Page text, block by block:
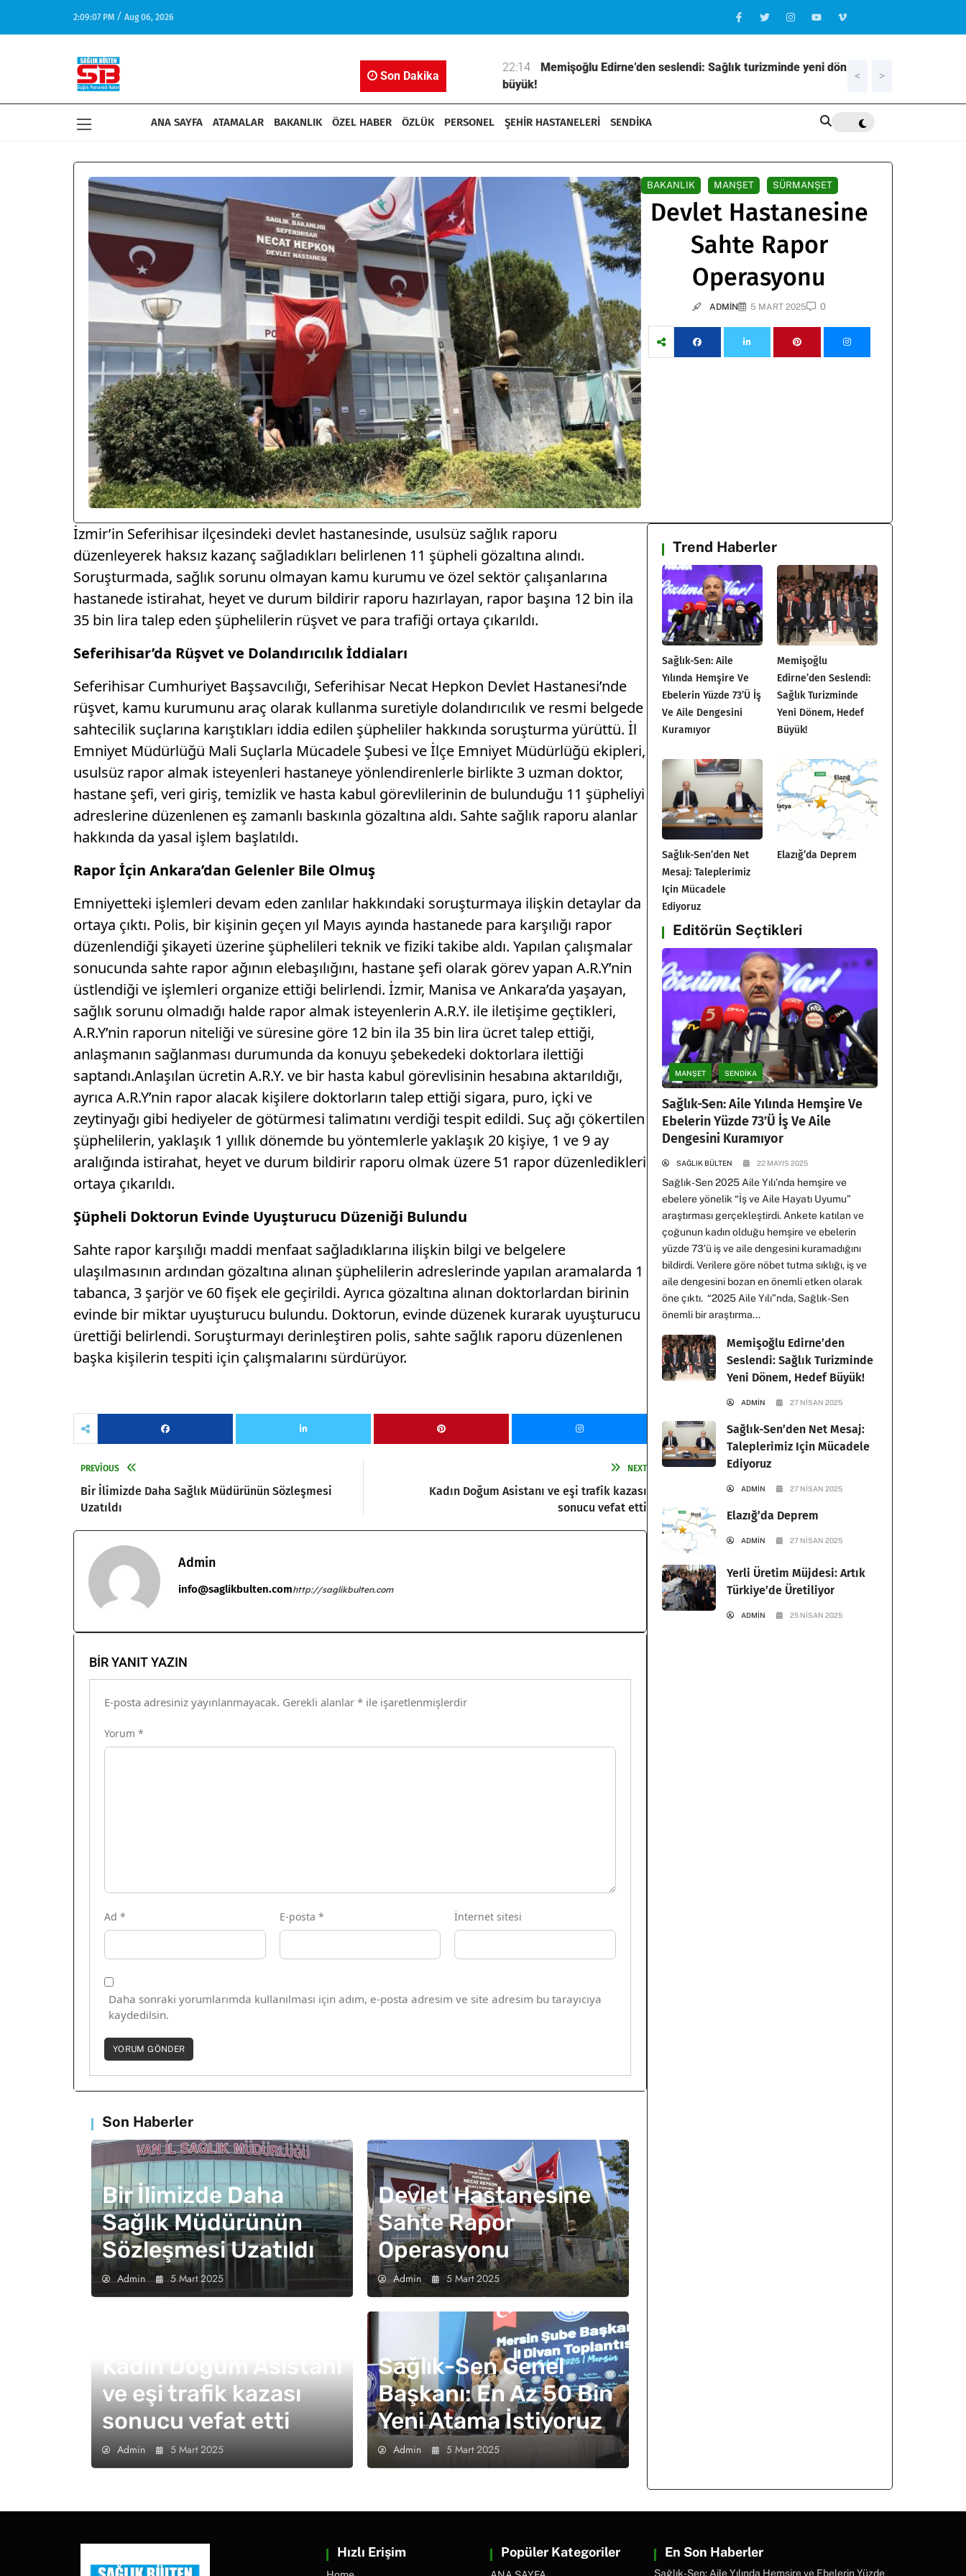
2:09:07 PM / Aug 06, 2026
Son Dakika
Sağlık-Sen: Aile Yılında Hemşire ve Ebelerin Yüzde 73’ü İş ve Aile
Dengesini Kuramıyor
Memişoğlu Edirne’den seslendi: Sağlık turizminde yeni dönem, hedef
21:31
< >
ANA SAYFA ATAMALAR BAKANLIK ÖZEL HABER ÖZLÜK PERSONEL ŞEHİR HASTANELERİ SENDİKA
BAKANLIK MANŞET SÜRMANŞET
Devlet Hastanesine
Sahte Rapor
Operasyonu
ADMIN 5 MART 2025 0
İzmir’in Seferihisar ilçesindeki devlet hastanesinde, usulsüz sağlık raporu
düzenleyerek haksız kazanç sağladıkları belirlenen 11 şüpheli gözaltına alındı.
Soruşturmada, sağlık sorunu olmayan kamu kurumu ve özel sektör çalışanlarına
hastanede istirahat, heyet ve durum bildirir raporu hazırlayan, rapor başına 12 bin ila
35 bin lira talep eden şüphelilerin rüşvet ve para trafiği ortaya çıkarıldı.
Seferihisar’da Rüşvet ve Dolandırıcılık İddiaları
Seferihisar Cumhuriyet Başsavcılığı, Seferihisar Necat Hepkon Devlet Hastanesi’nde
rüşvet, kamu kurumunu araç olarak kullanma suretiyle dolandırıcılık ve resmi belgede
sahtecilik suçlarına karıştıkları iddia edilen şüpheliler hakkında soruşturma yürüttü. İl
Emniyet Müdürlüğü Mali Suçlarla Mücadele Şubesi ve İlçe Emniyet Müdürlüğü ekipleri,
usulsüz rapor almak isteyenleri hastaneye yönlendirenlerle birlikte 3 uzman doktor,
hastane şefi, veri giriş, temizlik ve hasta kabul görevlilerinin de bulunduğu 11 şüpheliyi
adreslerine düzenlenen eş zamanlı baskınla gözaltına aldı. Sahte sağlık raporu alanlar
hakkında da yasal işlem başlatıldı.
Rapor İçin Ankara’dan Gelenler Bile Olmuş
Emniyetteki işlemleri devam eden zanlılar hakkındaki soruşturmaya ilişkin detaylar da
ortaya çıktı. Polis, bir kişinin geçen yıl Mayıs ayında hastanede para karşılığı rapor
düzenlendiği şikayeti üzerine şüphelileri teknik ve fiziki takibe aldı. Yapılan çalışmalar
sonucunda sahte rapor ağının elebaşılığını, hastane şefi olarak görev yapan A.R.Y’nin
üstlendiği ve işlemleri organize ettiği belirlendi. İzmir, Manisa ve Ankara’da yaşayan,
sağlık sorunu olmadığı halde rapor almak isteyenlerin A.R.Y. ile iletişime geçtikleri,
A.R.Y’nin raporun niteliği ve süresine göre 12 bin ila 35 bin lira ücret talep ettiği,
anlaşmanın sağlanması durumunda da konuyu şebekedeki doktorlara ilettiği
saptandı.Anlaşılan ücretin A.R.Y. ve bir hasta kabul görevlisinin hesabına aktarıldığı,
ayrıca A.R.Y’nin rapor alacak kişilere doktorların talep ettiği sigara, puro, içki ve
zeytinyağı gibi hediyeler de götürmesi talimatını verdiği tespit edildi. Suç ağı çökertilen
şüphelilerin, yaklaşık 1 yıllık dönemde bu yöntemlerle yaklaşık 20 kişiye, 1 ve 9 ay
aralığında istirahat, heyet ve durum bildirir raporu olmak üzere 51 rapor düzenledikleri
ortaya çıkarıldı.
Şüpheli Doktorun Evinde Uyuşturucu Düzeniği Bulundu
Sahte rapor karşılığı maddi menfaat sağladıklarına ilişkin bilgi ve belgelere
ulaşılmasının ardından gözaltına alınan şüphelilerin adreslerinde yapılan aramalarda 1
tabanca, 3 şarjör ve 60 fişek ele geçirildi. Ayrıca gözaltına alınan doktorlardan birinin
evinde bir miktar uyuşturucu bulundu. Doktorun, evinde düzenek kurarak uyuşturucu
ürettiği belirlendi. Soruşturmayı derinleştiren polis, sahte sağlık raporu düzenlenen
başka kişilerin tespiti için çalışmalarını sürdürüyor.
PREVIOUS
Bir İlimizde Daha Sağlık Müdürünün Sözleşmesi
Uzatıldı
NEXT
Kadın Doğum Asistanı ve eşi trafik kazası
sonucu vefat etti
Admin
info@saglikbulten.comhttp://saglikbulten.com
BIR YANIT YAZIN
E-posta adresiniz yayınlanmayacak. Gerekli alanlar * ile işaretlenmişlerdir
Yorum *
Ad * E-posta * İnternet sitesi
Daha sonraki yorumlarımda kullanılması için adım, e-posta adresim ve site adresim bu tarayıcıya
kaydedilsin.
Son Haberler
Bir İlimizde Daha
Sağlık Müdürünün
Sözleşmesi Uzatıldı
Admin 5 Mart 2025
Devlet Hastanesine
Sahte Rapor
Operasyonu
Admin 5 Mart 2025
Kadın Doğum Asistanı
ve eşi trafik kazası
sonucu vefat etti
Admin 5 Mart 2025
Sağlık-Sen Genel
Başkanı: En Az 50 Bin
Yeni Atama İstiyoruz
Admin 5 Mart 2025
Trend Haberler
Sağlık-Sen: Aile
Yılında Hemşire Ve
Ebelerin Yüzde 73’ü İş
Ve Aile Dengesini
Kuramıyor
Memişoğlu
Edirne’den Seslendi:
Sağlık Turizminde
Yeni Dönem, Hedef
Büyük!
Sağlık-Sen’den Net
Mesaj: Taleplerimiz
Için Mücadele
Ediyoruz
Elazığ’da Deprem
Editörün Seçtikleri
MANŞET SENDİKA
Sağlık-Sen: Aile Yılında Hemşire Ve
Ebelerin Yüzde 73’ü İş Ve Aile
Dengesini Kuramıyor
SAĞLIK BÜLTEN 22 MAYIS 2025
Sağlık-Sen 2025 Aile Yılı’nda hemşire ve
ebelere yönelik “İş ve Aile Hayatı Uyumu”
araştırması gerçekleştirdi. Ankete katılan ve
çoğunun kadın olduğu hemşire ve ebelerin
yüzde 73’ü iş ve aile dengesini kuramadığını
bildirdi. Verilere göre nöbet tutma sıklığı, iş ve
aile dengesini bozan en önemli etken olarak
öne çıktı. “2025 Aile Yılı”nda, Sağlık-Sen
önemli bir araştırma...
Memişoğlu Edirne’den
Seslendi: Sağlık Turizminde
Yeni Dönem, Hedef Büyük!
ADMIN 27 NISAN 2025
Sağlık-Sen’den Net Mesaj:
Taleplerimiz Için Mücadele
Ediyoruz
ADMIN 27 NISAN 2025
Elazığ’da Deprem
ADMIN 27 NISAN 2025
Yerli Üretim Müjdesi: Artık
Türkiye’de Üretiliyor
ADMIN 25 NISAN 2025
Hızlı Erişim Popüler Kategoriler En Son Haberler
Sağlık-Sen: Aile Yılında Hemşire ve Ebelerin Yüzde